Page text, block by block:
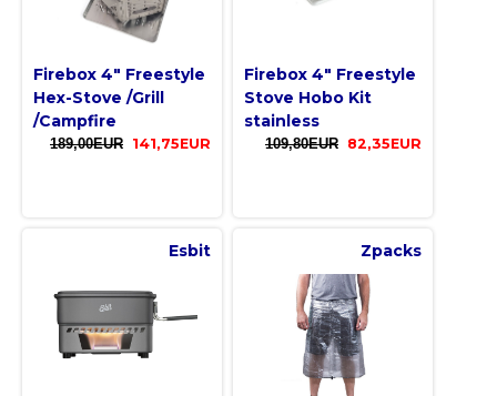
Firebox 4" Freestyle
Hex-Stove /Grill
/Campfire
189,00EUR 141,75EUR
Firebox 4" Freestyle
Stove Hobo Kit
stainless
109,80EUR 82,35EUR
Esbit Zpacks